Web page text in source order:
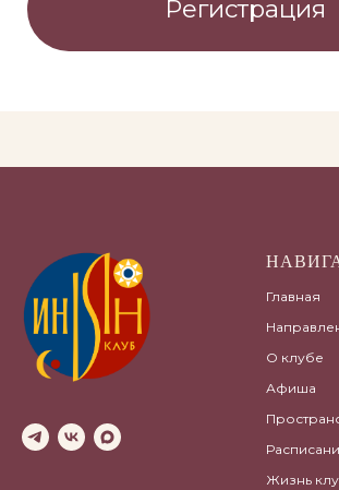
Главная
О клубе
Афиша
Жизнь